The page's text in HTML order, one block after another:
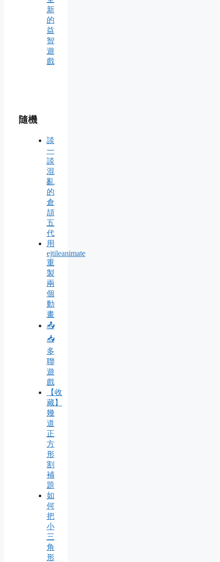
新
的
益
智
遊
戲
隨機
談
一
談
混
亂
的
倉
頡
五
代
用
ejtileanimate
重
製
兩
個
動
畫
📤
📥
多
聯
遊
戲
【收
藏】
幾
道
正
方
形
割
補
題
如
何
把
小
三
角
形